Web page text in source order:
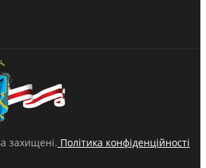
захищені. Політика конфіденційності